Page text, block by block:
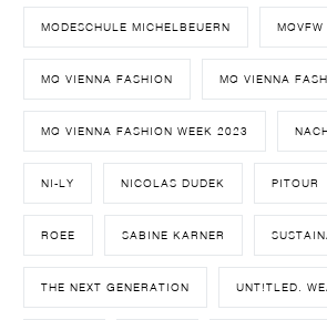
MODESCHULE MICHELBEUERN MQVFW
MQ VIENNA FASHION MQ VIENNA
MQ VIENNA FASHION WEEK 2023
NI-LY NICOLAS DUDEK PITOUR
ROEE SABINE KARNER
THE NEXT GENERATION UNT!TLED.